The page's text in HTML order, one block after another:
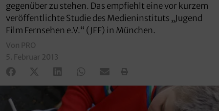
gegenüber zu stehen. Das empfiehlt eine vor kurzem
veröffentlichte Studie des Medieninstituts „Jugend
Film Fernsehen e.V.“ (JFF) in München.
Von PRO
5. Februar 2013